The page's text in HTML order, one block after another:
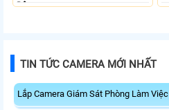
Động.
TIN TỨC CAMERA MỚI NHẤT
Lắp Camera Giám Sát Phòng Làm Việc